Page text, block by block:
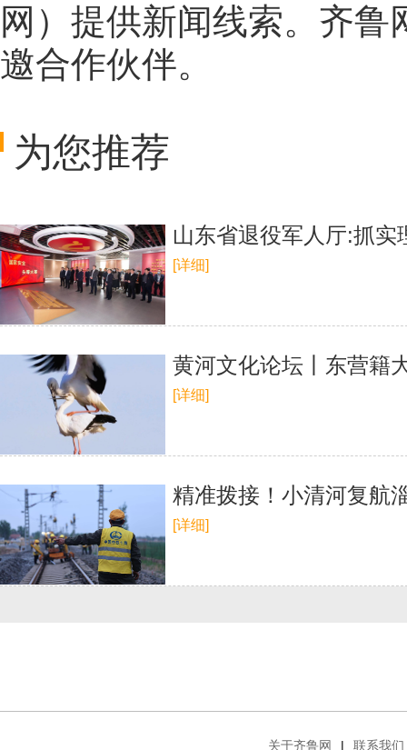
网 ）提供新闻线索。齐鲁
邀合作伙伴。
为您推荐
山东省退役军人厅:抓
[详细]
黄河文化论坛丨东营籍
[详细]
精准拨接！小清河复航
[详细]
关于齐鲁网 | 联系我们